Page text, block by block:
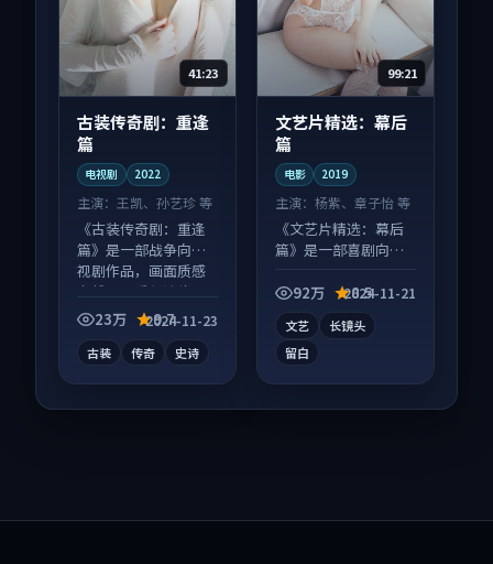
41:23
古装传奇剧：重逢
篇
电视剧 2022
主演： 王凯、孙艺珍 等
《古装传奇剧：重逢
篇》是一部战争向电
视剧作品，画面质感
在线，配乐与镜头配
合度高。
23万 9.7
2024-11-23
古装 传奇 史诗
99:21
文艺片精选：幕后
篇
电影 2019
主演：杨紫、章子怡 等
《文艺片精选：幕后
篇》是一部喜剧向电
高，适合配弹幕观
92万 8.5
2024-11-21
文艺
长镜头
留白